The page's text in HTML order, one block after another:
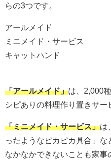
らの3つです。
アールメイド
ミニメイド・サービス
キャットハンド
「アールメイド」は、 2,000
シピありの料理作り置きサー
「ミニメイド・サービス」は、
ったようなピカピカ具合」
なかなかできないことも家事